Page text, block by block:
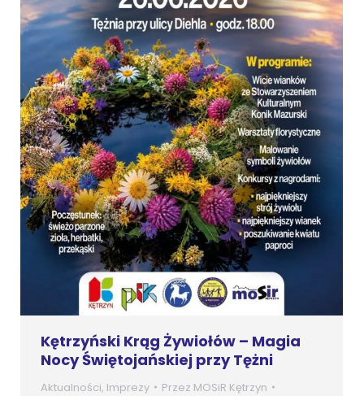
Kętrzyński Krąg Żywiołów – Magia
Nocy Świętojańskiej przy Tężni
Aktualności, Imprezy Przez MOSiR Kętrzyn